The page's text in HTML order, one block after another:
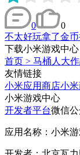
0
0
不太好玩拿了金
下载小米游戏中心
首页 > 马桶人大
友情链接
小米应用商店小
小米游戏中心
开发者平台微信
应用名称：小米